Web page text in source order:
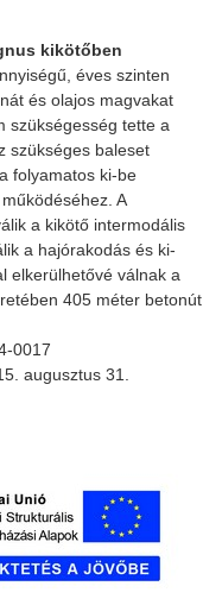
kikötőben
éves szinten
és olajos magvakat
szükségesség tette a
szükséges baleset
folyamatos ki-be
A
a kikötő intermodális
a hajórakodás és ki-
elkerülhetővé válnak a
405 méter betonút
0017
augusztus 31.